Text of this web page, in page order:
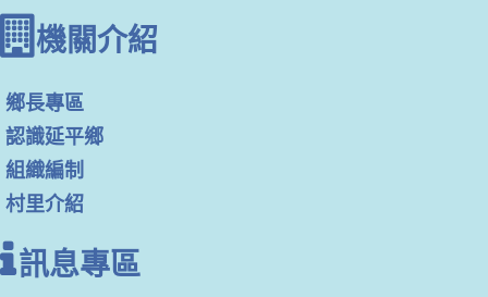
機關介紹
鄉長專區
認識延平鄉
組織編制
村里介紹
訊息專區